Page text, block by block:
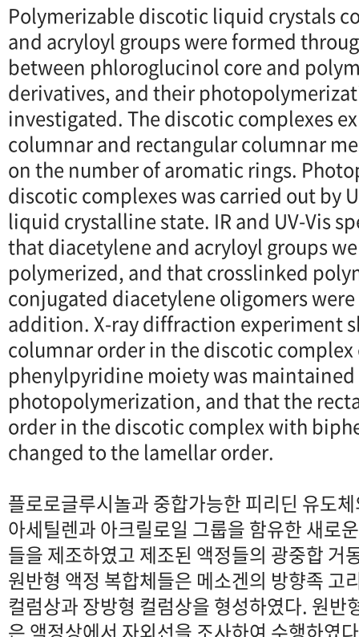
Polymerizable discotic liquid crystals
and acryloyl groups were formed
between phloroglucinol core and
derivatives, and their
investigated. The discotic complexes
columnar and rectangular columnar
on the number of aromatic rings.
discotic complexes was carried out by
liquid crystalline state. IR and UV-Vis
that diacetylene and acryloyl groups
polymerized, and that crosslinked
conjugated diacetylene oligomers
addition. X-ray diffraction experiment
columnar order in the discotic
phenylpyridine moiety was
photopolymerization, and that the
order in the discotic complex with
changed to the lamellar order.
플로로글루시놀과 중합가능한 피리딘 유도
아세틸렌과 아크릴로일 그룹을 함유한 새로
들을 제조하였고 제조된 액정들의 광중합 거
원반형 액정 복합체들은 메소겐의 방향족 고
컬럼상과 장방형 컬럼상을 형성하였다. 원반